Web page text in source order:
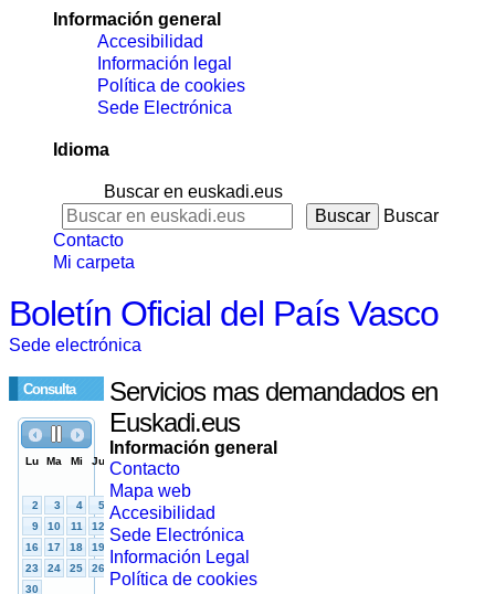
Información general
Accesibilidad
Información legal
Política de cookies
Sede Electrónica
Idioma
Buscar en euskadi.eus
Buscar
Contacto
Mi carpeta
Boletín Oficial del País Vasco
Sede electrónica
Consulta
Servicios mas demandados en
Euskadi.eus
Información general
Contacto
Mapa web
Accesibilidad
Sede Electrónica
Información Legal
Política de cookies